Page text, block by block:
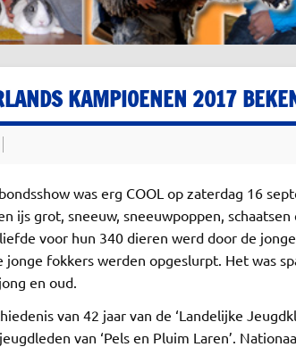
KAMPIOENEN 2017
was erg COOL op zaterdag 16
ijs grot, sneeuw, sneeuwpoppen,
voor hun 340 dieren werd door de
jonge fokkers werden opgeslurpt. Het was
en oud.
van 42 jaar van de ‘Landelijke
van ‘Pels en Pluim Laren’.